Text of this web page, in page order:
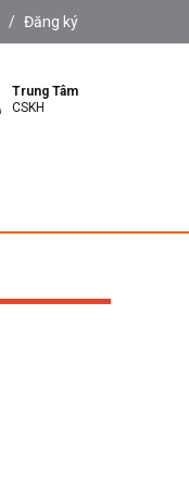
/ Đăng ký
Trung Tâm
CSKH